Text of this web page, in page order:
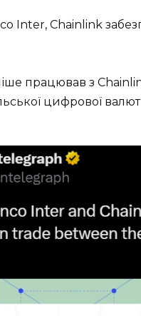
Inter, Chainlink
працював з
цифрової